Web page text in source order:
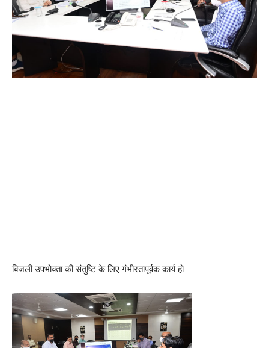
बिजली उपभोक्ता की संतुष्टि के लिए गंभीरतापूर्वक कार्य हो